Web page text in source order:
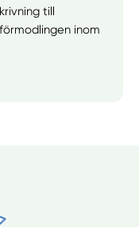
till
inom